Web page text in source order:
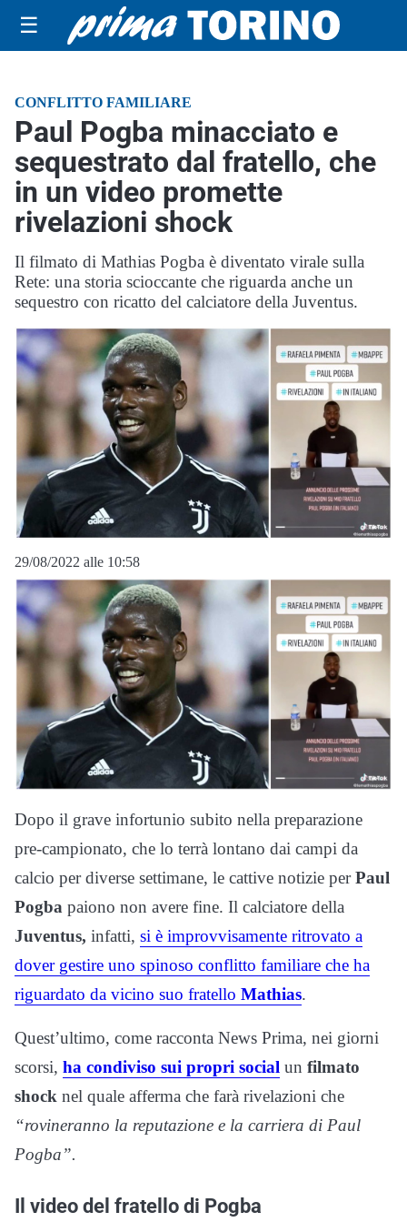
☰
CONFLITTO FAMILIARE
Paul Pogba minacciato e
sequestrato dal fratello, che
in un video promette
rivelazioni shock
Il filmato di Mathias Pogba è diventato virale sulla
Rete: una storia scioccante che riguarda anche un
sequestro con ricatto del calciatore della Juventus.
29/08/2022 alle 10:58
Dopo il grave infortunio subito nella preparazione
pre-campionato, che lo terrà lontano dai campi da
calcio per diverse settimane, le cattive notizie perPaul
Pogba paiono non avere fine. Il calciatore della
Juventus, infatti, si è improvvisamente ritrovato a
dover gestire uno spinoso conflitto familiare che ha
riguardato da vicino suo fratello Mathias.
Quest’ultimo, come racconta News Prima, nei giorni
scorsi, ha condiviso sui propri social un filmato
shock nel quale afferma che farà rivelazioni che
“rovineranno la reputazione e la carriera di Paul
Pogba”.
Il video del fratello di Pogba